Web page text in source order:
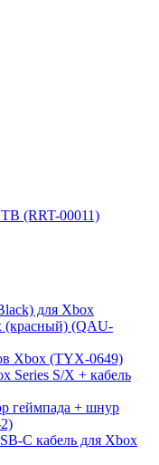
(RRT-00011)
для Xbox
(красный) (QAU-
Xbox (TYX-0649)
Series S/X + кабель
геймпада + шнур
C кабель для Xbox